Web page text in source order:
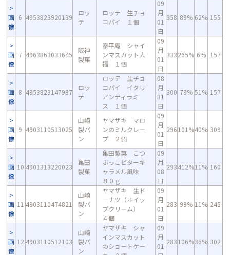
画
像
6 4953823920139
ロッ
テ
ロッテ 生チョ
コパイ １個
09
月
01
日
358 89% 62% 155
画
像
7 4963863033645
阪神
製菓
泰平庵 シャイ
ンマスカット大
福 １個
09
月
01
日
333265% 6% 157
画
像
8 4953823147987
ロッ
テ
ロッテ 生チョ
コパイ イタリ
アンティラミ
ス １個
08
月
31
日
300 79% 51% 157
画
像
9 4903110513025
山崎
製パ
ン
ヤマザキ マロ
ンのミルクレ－
プ ２個
09
月
01
日
296101%40% 309
画
像
10 4901313220023
亀田
製菓
亀田製菓 こつ
ぶっこビターキ
ャラメル風味
８０ｇ
09
月
08
日
293412%11% 160
画
像
11 4903110474821
山崎
製パ
ン
ヤマザキ 生ド
－ナツ（ホイッ
プクリ－ム）
４個
09
月
01
日
283 99% 11% 245
画
像
12 4903110512103
山崎
製パ
ン
ヤマザキ シャ
インマスカット
のショ－トケ－
09
月
01
283106%36% 302